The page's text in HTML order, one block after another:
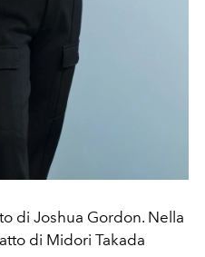
di Joshua Gordon. Nella
di Midori Takada